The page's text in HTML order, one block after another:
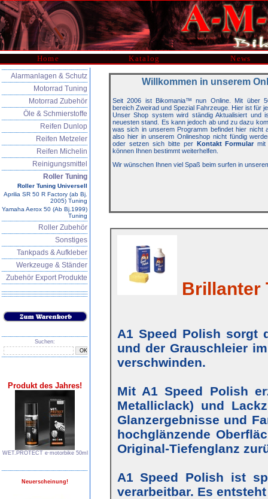
Home Katalog News
Alarmanlagen & Schutz
Motorrad Tuning
Motorrad Zubehör
Öle & Schmierstoffe
Reifen Dunlop
Reifen Metzeler
Reifen Michelin
Reinigungsmittel
Roller Tuning
Roller Tuning Universell
Aprilia SR 50 R Factory (ab Bj.
2005) Tuning
Yamaha Aerox 50 (Ab Bj.1999)
Tuning
Roller Zubehör
Sonstiges
Tankpads & Aufkleber
Werkzeuge & Ständer
Zubehör Export Produkte
Suchen:
Produkt des Jahres!
WET.PROTECT e∙motorbike 50ml
Neuerscheinung!
Willkommen in unserem
Seit 2006 ist Bikomania™ nun Online. Mit über
bereich Zweirad und Spezial Fahrzeuge. Hier ist für
Unser Shop system wird ständig Aktualisiert und
neuesten stand. Es kann jedoch ab und zu dazu
was sich in unserem Programm befindet hier nicht
also hier in unserem Onlineshop nicht fündig
oder setzen sich bitte per Kontakt Formularmit
können Ihnen bestimmt weiterhelfen.
Wir wünschen Ihnen viel Spaß beim surfen in
Brillanter
A1 Speed Polish sorgt
und der Grauschleier
verschwinden.
Mit A1 Speed Polish
Metalliclack) und
Glanzergebnisse und
hochglänzende
Original-Tiefenglanz
A1 Speed Polish ist
verarbeitbar. Es